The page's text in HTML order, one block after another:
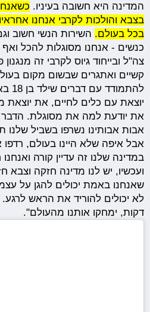
המדינה היא חשובה בעיניו.
בצבא והולכות לקרבי אנחנו
בכל בעולם. השירות הנשי חשוב
כנשים - אנחנו מסוגלות להכל ואף
צה"ל ובייחוד גיוס לקרבי זה
קשיים ואתגרים שבשום מקום
יוצאת עם כלים לחיים, את יוצאת
את יודעת למה את מסוגלת. הדבר
אבות אבותינו נשרפו בשביל שלנו
אבל איפה שלא היינו בעולם, רדפו
במדינה שלנו זה עדיין קורה
ועכשיו, יש לנו מדינה חזקה וצבא
שאנחנו באמת יכולים להגן על
לא יכולים להוריד את הראש
דקות, ימחקו אותנו מהעולם".